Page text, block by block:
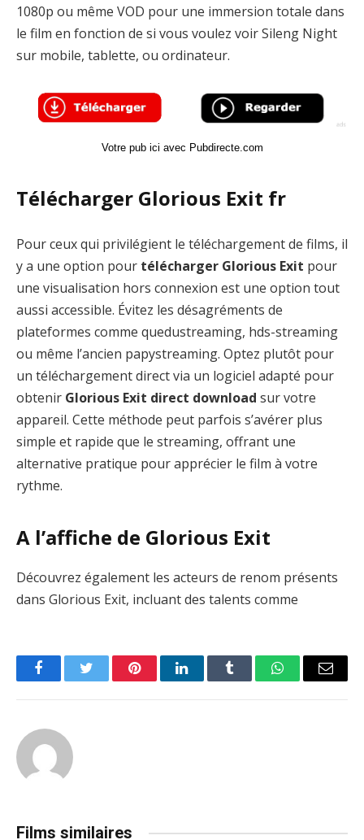
1080p ou même VOD pour une immersion totale dans
le film en fonction de si vous voulez voir Sileng Night
sur mobile, tablette, ou ordinateur.
Votre pub ici avec Pubdirecte.com
Télécharger Glorious Exit fr
Pour ceux qui privilégient le téléchargement de films, il
y a une option pour télécharger Glorious Exit pour
une visualisation hors connexion est une option tout
aussi accessible. Évitez les désagréments de
plateformes comme quedustreaming, hds-streaming
ou même l’ancien papystreaming. Optez plutôt pour
un téléchargement direct via un logiciel adapté pour
obtenir Glorious Exit direct download sur votre
appareil. Cette méthode peut parfois s’avérer plus
simple et rapide que le streaming, offrant une
alternative pratique pour apprécier le film à votre
rythme.
A l’affiche de Glorious Exit
Découvrez également les acteurs de renom présents
dans Glorious Exit, incluant des talents comme
FacebookTwitter PinterestLinkedInTumblr WhatsAppEmail
Films similaires